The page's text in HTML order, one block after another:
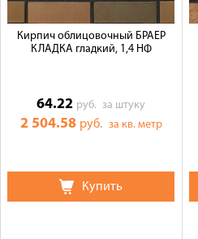
Кирпич облицовочный БРАЕР
КЛАДКА гладкий, 1,4 НФ
64.22 руб.за штуку
2 504.58 руб. за кв. метр
Купить